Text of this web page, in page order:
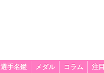
選手名鑑 メダル コラム 注